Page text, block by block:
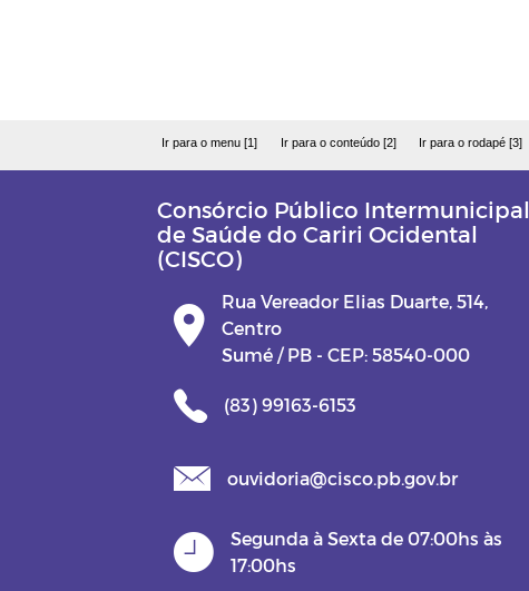
Ir para o menu [1] Ir para o conteúdo [2] Ir para o rodapé [3]
Consórcio Público Intermunicipal
de Saúde do Cariri Ocidental
(CISCO)
Rua Vereador Elias Duarte, 514,
Centro
Sumé / PB - CEP: 58540-000
(83) 99163-6153
ouvidoria@cisco.pb.gov.br
Segunda à Sexta de 07:00hs às
17:00hs